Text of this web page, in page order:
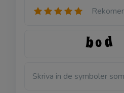
Skriva in de symboler